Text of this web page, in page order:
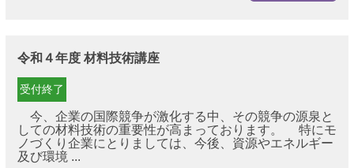
令和４年度 材料技術講座
受付終了
今、企業の国際競争が激化する中、その競争の源泉と
しての材料技術の重要性が高まっております。 特にモ
ノづくり企業にとりましては、今後、資源やエネルギー
及び環境 ...